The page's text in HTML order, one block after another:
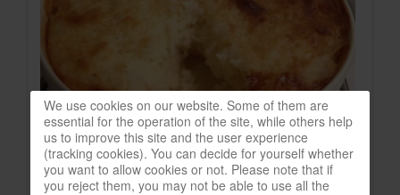
We use cookies on our website. Some of them are
essential for the operation of the site, while others help
us to improve this site and the user experience
(tracking cookies). You can decide for yourself whether
you want to allow cookies or not. Please note that if
you reject them, you may not be able to use all the